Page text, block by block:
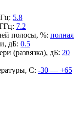
: 5.8
: 7.2
полосы, %: полная
дБ: 0.5
(развязка), дБ: 20
С: -30 — +65